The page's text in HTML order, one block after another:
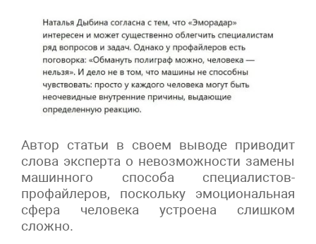
Автор статьи в своем выводе приводит
слова эксперта о невозможности замены
машинного способа специалистов-
профайлеров, поскольку эмоциональная
сфера человека устроена слишком
сложно.